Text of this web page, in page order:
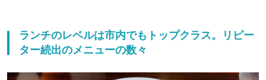
ランチのレベルは市内でもトップクラス。リピー
ター続出のメニューの数々